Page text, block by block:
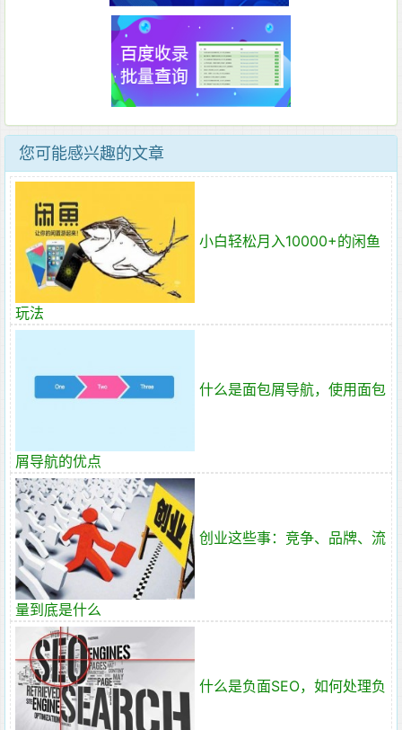
您可能感兴趣的文章
小白轻松月入10000+的闲鱼
玩法
什么是面包屑导航，使用面包
屑导航的优点
创业这些事：竞争、品牌、流
量到底是什么
什么是负面SEO，如何处理负